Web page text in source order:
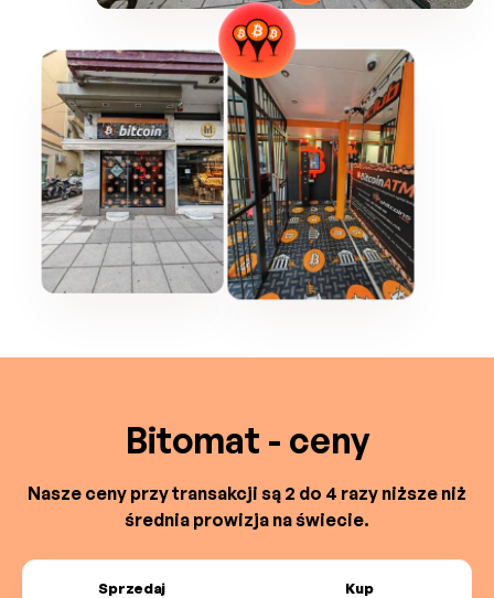
Bitomat - ceny
Nasze ceny przy transakcji są 2 do 4 razy niższe niż
średnia prowizja na świecie.
Sprzedaj Kup